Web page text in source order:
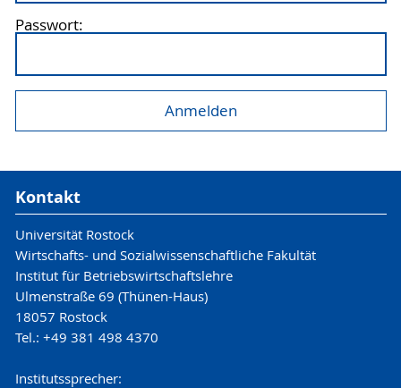
Passwort:
Kontakt
Universität Rostock
Wirtschafts- und Sozialwissenschaftliche Fakultät
Institut für Betriebswirtschaftslehre
Ulmenstraße 69 (Thünen-Haus)
18057 Rostock
Tel.: +49 381 498 4370
Institutssprecher: